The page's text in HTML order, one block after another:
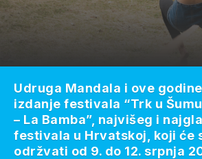
Udruga Mandala i ove godine
izdanje festivala “Trk u
– La Bamba”, najvišeg i
festivala u Hrvatskoj, koji će
održvati od 9. do 12. srpnja